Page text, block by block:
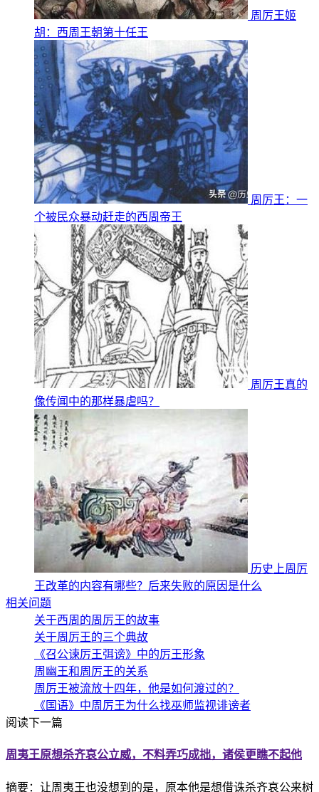
周厉王姬
胡：西周王朝第十任王
周厉王：一
个被民众暴动赶走的西周帝王
周厉王真的
像传闻中的那样暴虐吗？
历史上周厉
王改革的内容有哪些？后来失败的原因是什么
相关问题
关于西周的周厉王的故事
关于周厉王的三个典故
《召公谏厉王弭谤》中的厉王形象
周幽王和周厉王的关系
周厉王被流放十四年，他是如何渡过的？
《国语》中周厉王为什么找巫师监视诽谤者
阅读下一篇
周夷王原想杀齐哀公立威，不料弄巧成拙，诸侯更瞧不起他
摘要：让周夷王也没想到的是，原本他是想借诛杀齐哀公来树